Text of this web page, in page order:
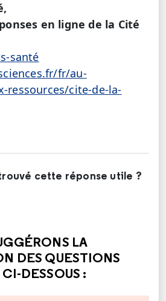
en ligne de la Cité
santé
fr/au-
ressources/cite-de-la-
cette réponse utile ?
LA
DES QUESTIONS
DESSOUS :